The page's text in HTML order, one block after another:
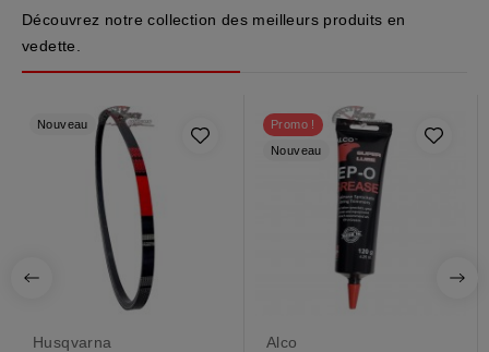
Découvrez notre collection des meilleurs produits en
vedette.
Nouveau
Husqvarna
Promo !
Nouveau
Alco